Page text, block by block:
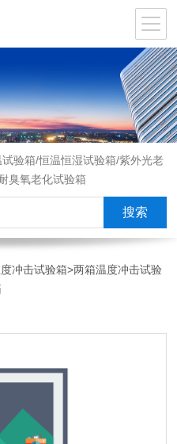
验箱/恒温恒湿试验箱/紫外光老
臭氧老化试验箱
冲击试验箱>两箱温度冲击试验